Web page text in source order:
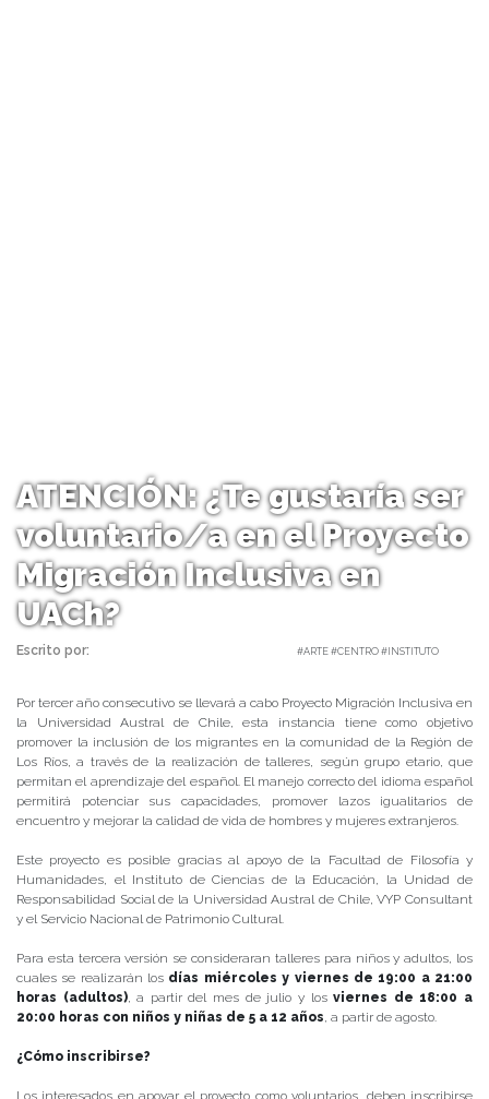
ATENCIÓN: ¿Te gustaría ser
voluntario/a en el Proyecto
Migración Inclusiva en
UACh?
Escrito por: #ARTE #CENTRO #INSTITUTO
Por tercer año consecutivo se llevará a cabo Proyecto Migración Inclusiva en
la Universidad Austral de Chile, esta instancia tiene como objetivo
promover la inclusión de los migrantes en la comunidad de la Región de
Los Ríos, a través de la realización de talleres, según grupo etario, que
permitan el aprendizaje del español. El manejo correcto del idioma español
permitirá potenciar sus capacidades, promover lazos igualitarios de
encuentro y mejorar la calidad de vida de hombres y mujeres extranjeros.
Este proyecto es posible gracias al apoyo de la Facultad de Filosofía y
Humanidades, el Instituto de Ciencias de la Educación, la Unidad de
Responsabilidad Social de la Universidad Austral de Chile, VYP Consultant
y el Servicio Nacional de Patrimonio Cultural.
Para esta tercera versión se consideraran talleres para niños y adultos, los
cuales se realizarán los días miércoles y viernes de 19:00 a 21:00
horas (adultos), a partir del mes de julio y losviernes de 18:00 a
20:00 horas con niños y niñas de 5 a 12 años, a partir de agosto.
¿Cómo inscribirse?
Los interesados en apoyar el proyecto como voluntarios, deben inscribirse